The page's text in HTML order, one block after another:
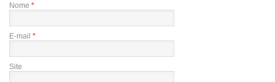
Nome *
E-mail *
Site